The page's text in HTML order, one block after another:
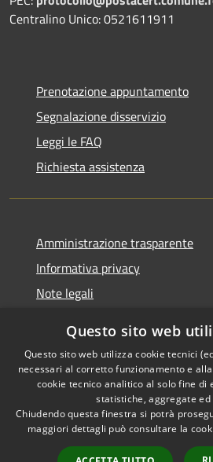
Centralino Unico: 0521611911
Prenotazione appuntamento
Segnalazione disservizio
Leggi le FAQ
Richiesta assistenza
Amministrazione trasparente
Informativa privacy
Note legali
Accessibilità
Privacy
Questo sito web
Questo sito web utilizza cookie tecnici
necessari al corretto funzionamento e
cookie tecnico analitico al solo fine di
statistiche, aggregate ed
Chiudendo questa finestra si potrà
maggiori dettagli può consultare la